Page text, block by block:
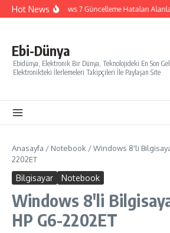
İçeriğe atla
Hot NewsWindows 7 Güncelleme Hataları
Ebi-Dünya
Ebidünya, Elektronik Bir Dünya, Teknolojideki En Son
Elektronikteki İlerlemeleri Takipçileri İle Paylaşan Site
Anasayfa / Notebook /Windows 8'li
2202ET
Bilgisayar Notebook
Windows 8'li
HP G6-2202ET